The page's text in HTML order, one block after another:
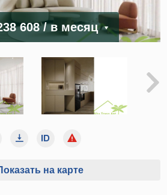
608/ в месяц
на карте